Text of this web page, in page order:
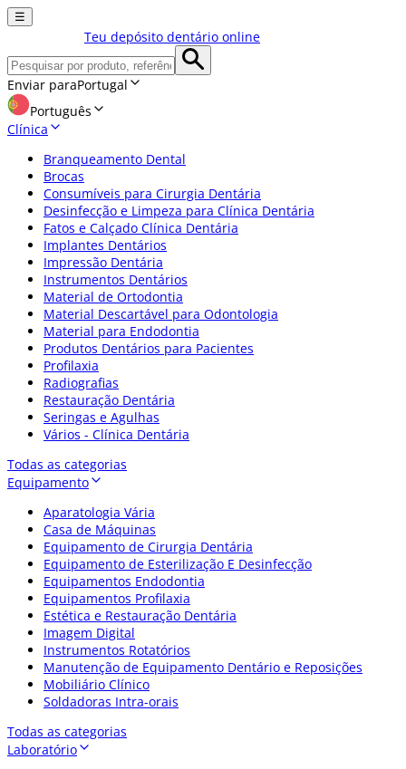
☰
Teu depósito dentário online
Enviar paraPortugal
Português
Clínica
Branqueamento Dental
Brocas
Consumíveis para Cirurgia Dentária
Desinfecção e Limpeza para Clínica Dentária
Fatos e Calçado Clínica Dentária
Implantes Dentários
Impressão Dentária
Instrumentos Dentários
Material de Ortodontia
Material Descartável para Odontologia
Material para Endodontia
Produtos Dentários para Pacientes
Profilaxia
Radiografias
Restauração Dentária
Seringas e Agulhas
Vários - Clínica Dentária
Todas as categorias
Equipamento
Aparatologia Vária
Casa de Máquinas
Equipamento de Cirurgia Dentária
Equipamento de Esterilização E Desinfecção
Equipamentos Endodontia
Equipamentos Profilaxia
Estética e Restauração Dentária
Imagem Digital
Instrumentos Rotatórios
Manutenção de Equipamento Dentário e Reposições
Mobiliário Clínico
Soldadoras Intra-orais
Todas as categorias
Laboratório